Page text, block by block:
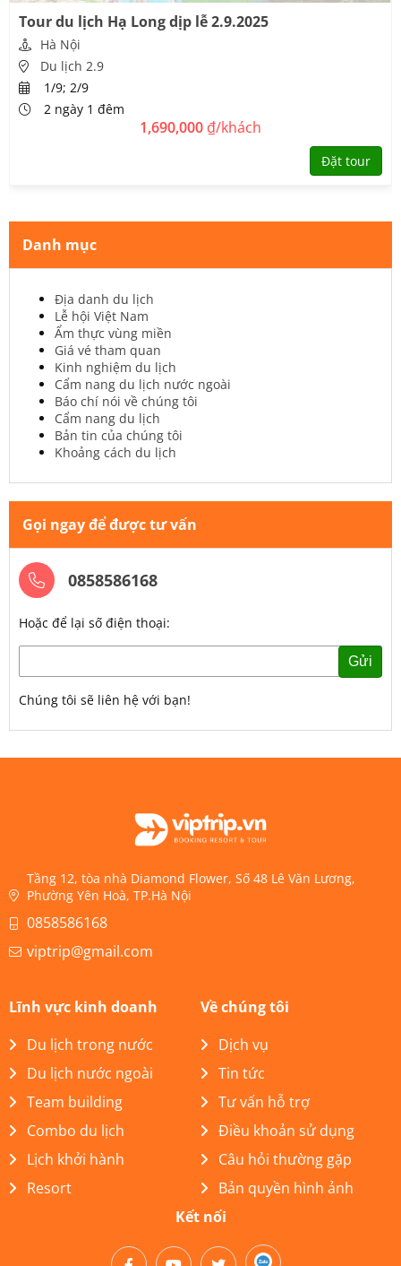
Tour du lịch Hạ Long dịp lễ 2.9.2025
Hà Nội
Du lịch 2.9
1/9; 2/9
2 ngày 1 đêm
1,690,000 ₫/khách
Đặt tour
Danh mục
Địa danh du lịch
Lễ hội Việt Nam
Ẩm thực vùng miền
Giá vé tham quan
Kinh nghiệm du lịch
Cẩm nang du lịch nước ngoài
Báo chí nói về chúng tôi
Cẩm nang du lịch
Bản tin của chúng tôi
Khoảng cách du lịch
Gọi ngay để được tư vấn
0858586168
Hoặc để lại số điện thoại:
Gửi
Chúng tôi sẽ liên hệ với bạn!
Tầng 12, tòa nhà Diamond Flower, Số 48 Lê Văn Lương,
Phường Yên Hoà, TP.Hà Nội
0858586168
viptrip@gmail.com
Lĩnh vực kinh doanh
Du lịch trong nước
Du lịch nước ngoài
Team building
Combo du lịch
Lịch khởi hành
Resort
Về chúng tôi
Dịch vụ
Tin tức
Tư vấn hỗ trợ
Điều khoản sử dụng
Câu hỏi thường gặp
Bản quyền hình ảnh
Kết nối